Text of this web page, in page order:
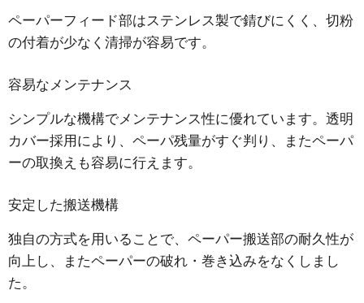
ペーパーフィード部はステンレス製で錆びにくく、切粉
の付着が少なく清掃が容易です。
容易なメンテナンス
シンプルな機構でメンテナンス性に優れています。透明
カバー採用により、ペーパ残量がすぐ判り、またペーパ
ーの取換えも容易に行えます。
安定した搬送機構
独自の方式を用いることで、ペーパー搬送部の耐久性が
向上し、またペーパーの破れ・巻き込みをなくしまし
た。